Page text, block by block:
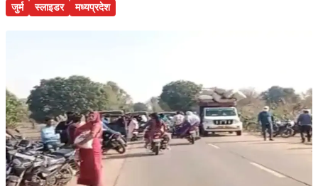
जुर्म
स्लाइडर मध्यप्रदेश